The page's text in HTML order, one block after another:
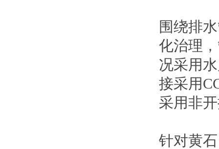
围绕排
化治理
况采用
接采用
采用非
针对黄